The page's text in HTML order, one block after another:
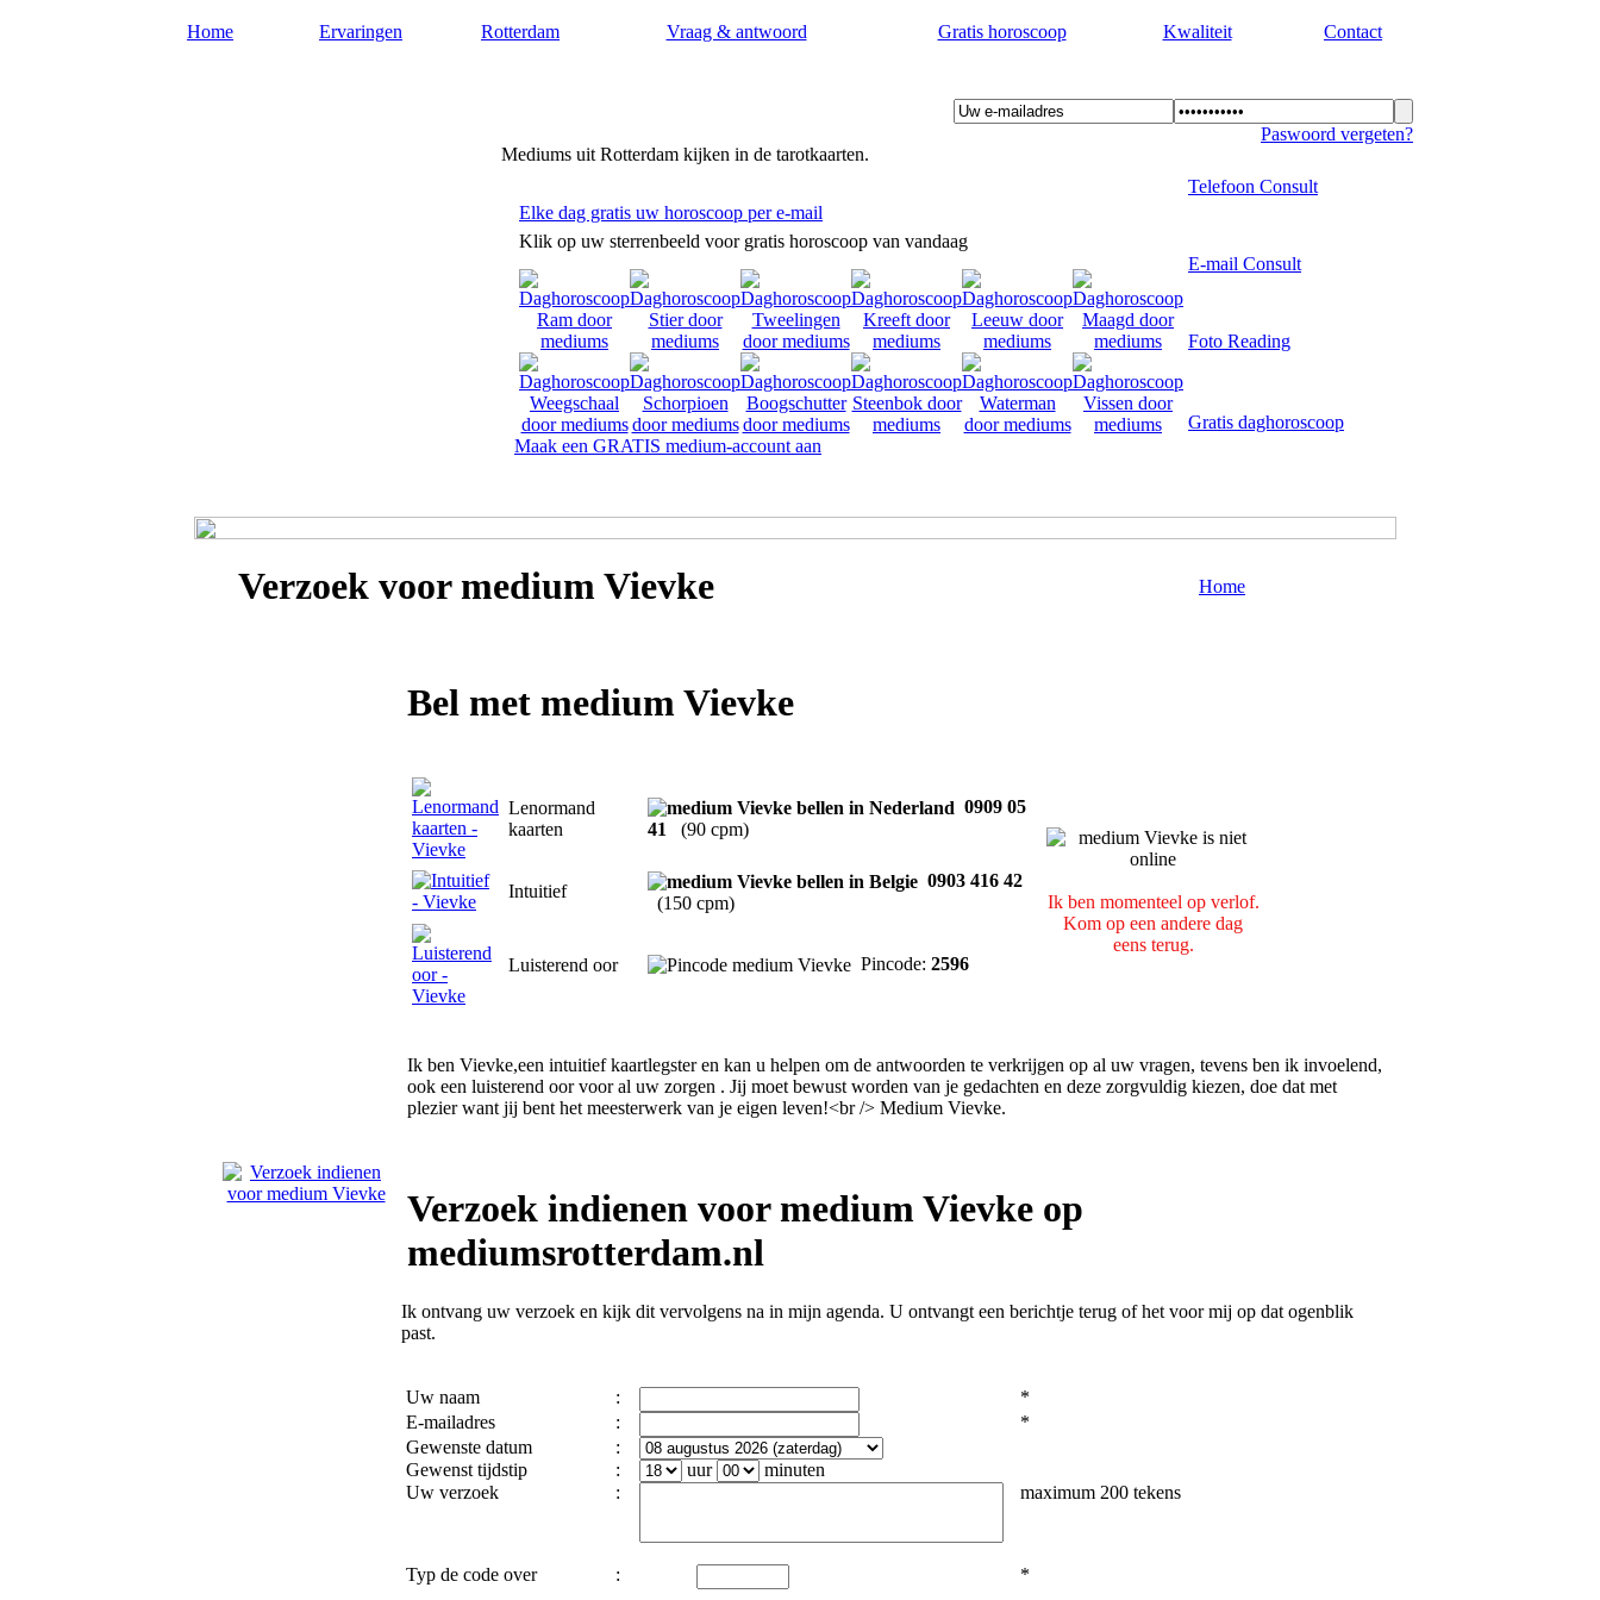
Home Ervaringen Rotterdam Vraag & antwoord Gratis horoscoop Kwaliteit Contact
Mediums uit Rotterdam kijken in de tarotkaarten.
Paswoord vergeten?
Elke dag gratis uw horoscoop per e-mail
Klik op uw sterrenbeeld voor gratis horoscoop van vandaag
Maak een GRATIS medium-account aan
Telefoon Consult
E-mail Consult
Foto Reading
Gratis daghoroscoop
Verzoek voormedium Vievke Home
Bel met medium Vievke
Lenormand
kaarten
0909 05
41
(90 cpm)
Ik ben momenteel op verlof.
Kom op een andere dag
eens terug.
Intuitief
0903 416 42
(150 cpm)
Luisterend oor Pincode: 2596
Ik ben Vievke,een intuitief kaartlegster en kan u helpen om de antwoorden te verkrijgen op al uw vragen, tevens ben ik invoelend,
ook een luisterend oor voor al uw zorgen . Jij moet bewust worden van je gedachten en deze zorgvuldig kiezen, doe dat met
plezier want jij bent het meesterwerk van je eigen leven!<br /> Medium Vievke.
Verzoek indienen voor medium Vievke op
mediumsrotterdam.nl
Ik ontvang uw verzoek en kijk dit vervolgens na in mijn agenda. U ontvangt een berichtje terug of het voor mij op dat ogenblik
past.
Uw naam :
*
E-mailadres
:
*
Gewenste datum
:
Gewenst tijdstip
: uur
minuten
Uw verzoek
: maximum 200 tekens
Typ de code over : *